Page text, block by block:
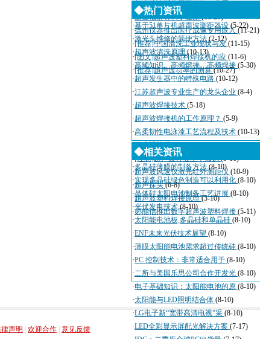
超声波诊断仪国际招标10月看
·适量辐射有利于健康(11-20)
·德州仪器推出医疗成像专用嵌入 (11-21)
·[推荐]中国清洗工业现状与发(11-15)
·[图文]超声波塑料焊接机的应 (11-6)
·[推荐]超声波功率的测算(10-27)
◆热门资讯
·基于51单片机超声波测距器设 (5-22)
·激光头维修的简便方法(2-12)
·超声波清洗原理(10-13)
·高频知识、高频熔接、高频焊接 (5-30)
·超声发生器中的特殊电路 (10-12)
·江苏超声波专业生产的龙头企业 (8-4)
·超声波焊接技术 (5-18)
·超声波焊接机的工作原理？ (5-9)
·高柔韧性电泳漆工艺流程及技术 (10-13)
技术规格书
(4-3)
·[注意]超声波行业基本知识(5-16)
·超声波风速仪激光红外测距仪 (10-9)
·超声探头(6-8)
·超声波塑料焊接原理(3-10)
·必能信推出数字超声波塑料焊接 (5-11)
◆相关资讯
·多晶硅薄膜的制备方法(8-10)
·实现多晶硅绿色制造可以利用化 (8-10)
·晶体硅太阳电池制备工艺进展 (8-10)
·光伏发电技术(8-10)
·太阳能电池板,多晶硅和单晶硅 (8-10)
·ENF未来光伏技术展望 (8-10)
·薄膜太阳能电池需求超过传统硅 (8-10)
·PC 控制技术：非常适合用于 (8-10)
·二所与美国乐思公司合作开发光 (8-10)
·电子基础知识：太阳能电池的原 (8-10)
·太阳能与LED照明结合体 (8-10)
·LG电子新“宽带高清电视”采 (8-10)
·LED全彩显示屏配光解决方案 (7-17)
声明 欢迎合作 意见反馈